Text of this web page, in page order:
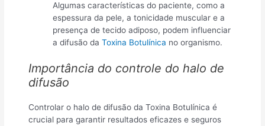
Algumas características do paciente, como a
espessura da pele, a tonicidade muscular e a
presença de tecido adiposo, podem influenciar
a difusão daToxina Botulínica no organismo.
Importância do controle do halo de
difusão
Controlar o halo de difusão da Toxina Botulínica é
crucial para garantir resultados eficazes e seguros